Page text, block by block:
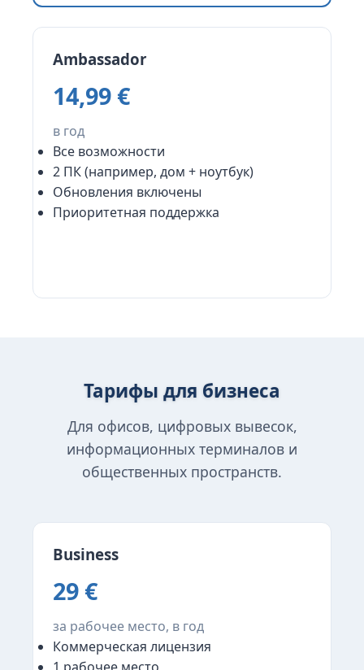
Ambassador
14,99 €
в год
Все возможности
2 ПК (например, дом + ноутбук)
Обновления включены
Приоритетная поддержка
Тарифы для бизнеса
Для офисов, цифровых вывесок,
информационных терминалов и
общественных пространств.
Business
29 €
за рабочее место, в год
Коммерческая лицензия